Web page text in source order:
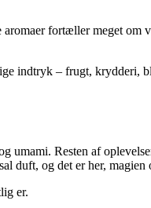
fortæller meget om
indtryk – frugt, krydderi,
umami. Resten af
duft, og det er her, magien
er.